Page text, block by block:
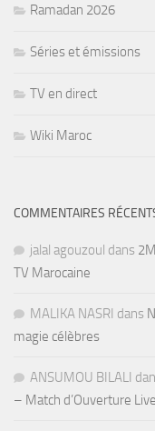
Ramadan 2026
Séries et émissions
TV en direct
Wiki Maroc
COMMENTAIRES
jalal agouzoul dans
TV Marocaine
MALIKA NASRI dans
magie célèbres
ANSUMOU BILALI
– Match d’Ouverture